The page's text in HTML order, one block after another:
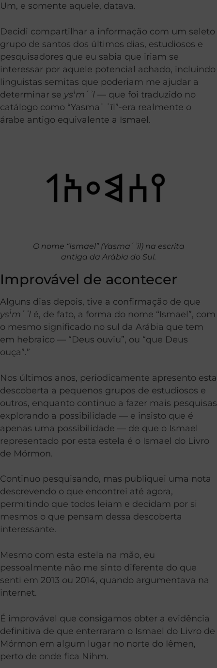
Um, e somente aquele, datava.
Decidi compartilhar a informação com um seleto
grupo de santos dos últimos dias, estudiosos e
pesquisadores que eu sabia que iriam se
interessar por aquele potencial achado, incluindo
linguistas semitas que poderiam me ajudar a
determinar se ys1mʿʾl — que foi traduzido no
catálogo como “Yasmaʿʾīl”-era realmente o
árabe antigo equivalente a Ismael.
O nome “Ismael” (Yasmaʿʾil) na escrita
antiga da Arábia do Sul.
Improvável de acontecer
Alguns dias depois, tive a confirmação de que
ys1mʿʾl é, de fato, a forma do nome “Ismael”, com
o mesmo significado no sul da Arábia que tem
em hebraico — “Deus ouviu”, ou “que Deus
ouça”.”
Nos últimos anos, periodicamente apresento esta
descoberta a pequenos grupos de estudiosos e
outros, enquanto continuo a fazer mais pesquisas
explorando a possibilidade — e insisto que é
apenas uma possibilidade — de que o Ismael
representado por esta estela é o Ismael do Livro
de Mórmon.
Continuo pesquisando, mas publiquei uma nota
descrevendo o que encontrei até agora,
permitindo que todos leiam e decidam por si
mesmos o que pensam dessa descoberta
interessante.
Mesmo com esta estela na mão, eu
pessoalmente não me sinto diferente do que
senti em 2013 ou 2014, quando argumentava na
internet.
É improvável que consigamos obter a evidência
definitiva de que enterraram o Ismael do Livro de
Mórmon em algum lugar no norte do Iêmen,
perto de onde fica Nihm.